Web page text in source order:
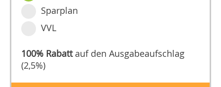
Sparplan
VVL
100% Rabattauf den Ausgabeaufschlag
(2,5%)